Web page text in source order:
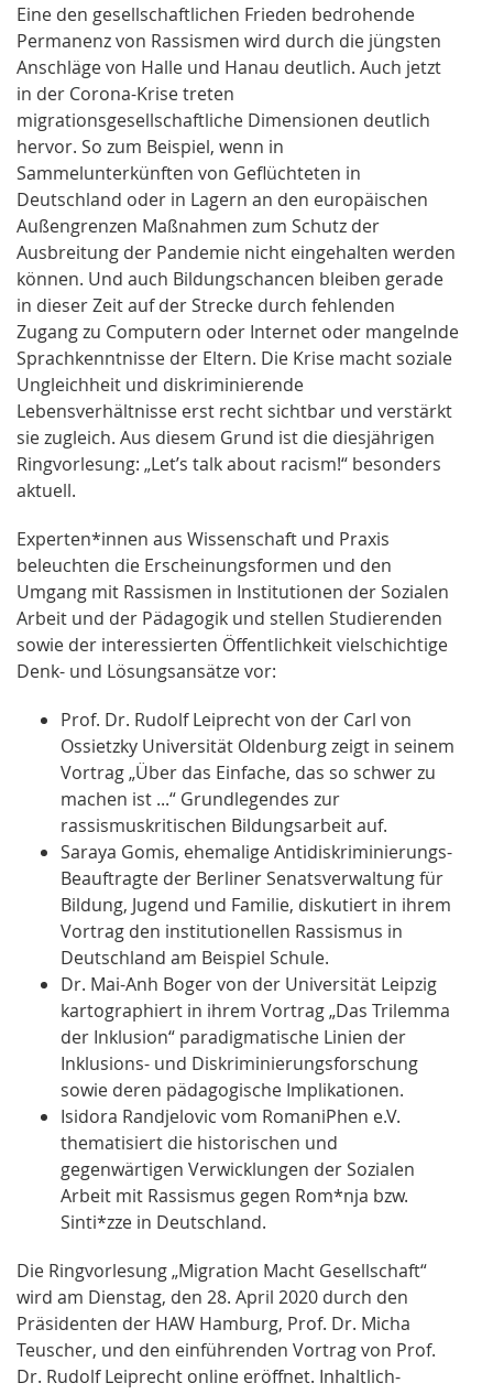
Eine den gesellschaftlichen Frieden bedrohende
Permanenz von Rassismen wird durch die jüngsten
Anschläge von Halle und Hanau deutlich. Auch jetzt
in der Corona-Krise treten
migrationsgesellschaftliche Dimensionen deutlich
hervor. So zum Beispiel, wenn in
Sammelunterkünften von Geflüchteten in
Deutschland oder in Lagern an den europäischen
Außengrenzen Maßnahmen zum Schutz der
Ausbreitung der Pandemie nicht eingehalten werden
können. Und auch Bildungschancen bleiben gerade
in dieser Zeit auf der Strecke durch fehlenden
Zugang zu Computern oder Internet oder mangelnde
Sprachkenntnisse der Eltern. Die Krise macht soziale
Ungleichheit und diskriminierende
Lebensverhältnisse erst recht sichtbar und verstärkt
sie zugleich. Aus diesem Grund ist die diesjährigen
Ringvorlesung: „Let’s talk about racism!“ besonders
aktuell.
Experten*innen aus Wissenschaft und Praxis
beleuchten die Erscheinungsformen und den
Umgang mit Rassismen in Institutionen der Sozialen
Arbeit und der Pädagogik und stellen Studierenden
sowie der interessierten Öffentlichkeit vielschichtige
Denk- und Lösungsansätze vor:
Prof. Dr. Rudolf Leiprecht von der Carl von
Ossietzky Universität Oldenburg zeigt in seinem
Vortrag „Über das Einfache, das so schwer zu
machen ist ...“ Grundlegendes zur
rassismuskritischen Bildungsarbeit auf.
Saraya Gomis, ehemalige Antidiskriminierungs-
Beauftragte der Berliner Senatsverwaltung für
Bildung, Jugend und Familie, diskutiert in ihrem
Vortrag den institutionellen Rassismus in
Deutschland am Beispiel Schule.
Dr. Mai-Anh Boger von der Universität Leipzig
kartographiert in ihrem Vortrag „Das Trilemma
der Inklusion“ paradigmatische Linien der
Inklusions- und Diskriminierungsforschung
sowie deren pädagogische Implikationen.
Isidora Randjelovic vom RomaniPhen e.V.
thematisiert die historischen und
gegenwärtigen Verwicklungen der Sozialen
Arbeit mit Rassismus gegen Rom*nja bzw.
Sinti*zze in Deutschland.
Die Ringvorlesung „Migration Macht Gesellschaft“
wird am Dienstag, den 28. April 2020 durch den
Präsidenten der HAW Hamburg, Prof. Dr. Micha
Teuscher, und den einführenden Vortrag von Prof.
Dr. Rudolf Leiprecht online eröffnet. Inhaltlich-